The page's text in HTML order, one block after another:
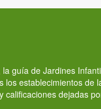
guía de Jardines
los establecimientos de
calificaciones dejadas